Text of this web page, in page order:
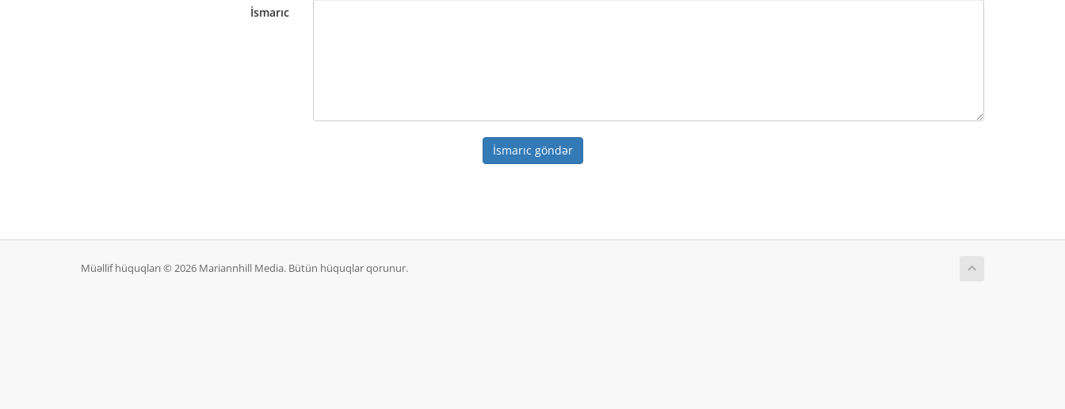
İsmarıc
İsmarıc göndər
Müəllif hüquqları © 2026 Mariannhill Media. Bütün hüquqlar qorunur.